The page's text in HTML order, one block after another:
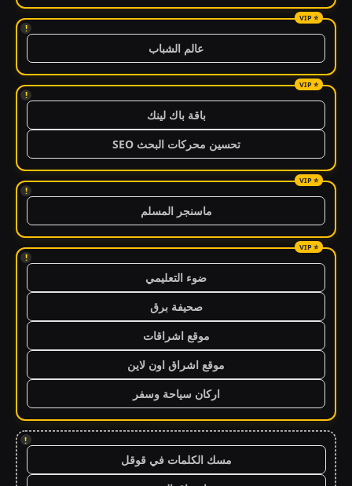
!
عالم الشباب
!
باقة باك لينك
تحسين محركات البحث SEO
!
ماسنجر المسلم
!
ضوء التعليمي
صحيفة برق
موقع اشراقات
موقع اشراق اون لاين
اركان سياحة وسفر
!
مسك الكلمات في قوقل